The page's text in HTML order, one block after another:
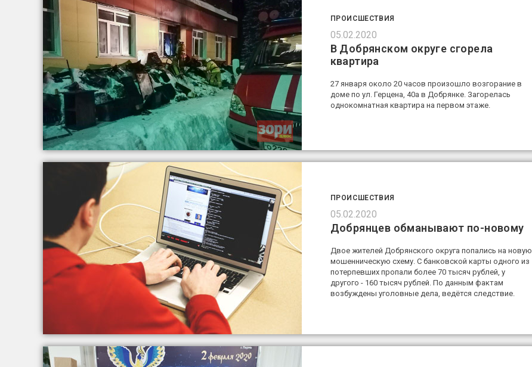
ПРОИСШЕСТВИЯ
05.02.2020
В Добрянском округе сгорела
квартира
27 января около 20 часов произошло возгорание в
доме по ул. Герцена, 40а в Добрянке. Загорелась
однокомнатная квартира на первом этаже.
ПРОИСШЕСТВИЯ
05.02.2020
Добрянцев обманывают по-новому
Двое жителей Добрянского округа попались на новую
мошенническую схему. С банковской карты одного из
потерпевших пропали более 70 тысяч рублей, у
другого - 160 тысяч рублей. По данным фактам
возбуждены уголовные дела, ведётся следствие.